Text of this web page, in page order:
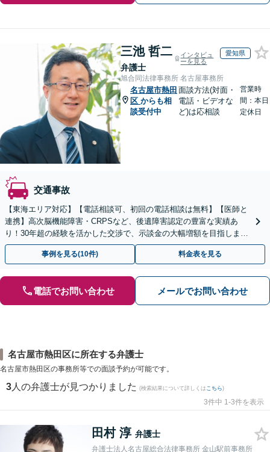
三池 哲二
弁護士
インタビュ
ーを見る
愛知県
旭合同法律事務所 名古屋事務所
名古屋市熱田
区 からも相
談受付中
面談方法(対面・
電話・ビデオな
ど)は応相談
営業時
間：本日
定休日
交通事故
【東海エリア対応】【電話相談可、初回の電話相談は無料】【医師と
連携】高次脳機能障害・CRPSなど、後遺障害認定の豊富な実績あ
り！30年超の経験を活かした交渉で、示談金の大幅増額を目指しま
す。示談金無料診断サービスあり【夜間休日対応】
事例を見る(10件) 料金表を見る
電話でお問い合わせ メールでお問い合わせ
名古屋市熱田区に所在する弁護士
名古屋市熱田区の事務所等での面談予約が可能です。
3 人の弁護士が見つかりました (検索結果について詳しくは こちら)
3件中 1-3件を表示
田村 淳 弁護士
弁護士法人名古屋総合法律事務所 金山駅前事務所